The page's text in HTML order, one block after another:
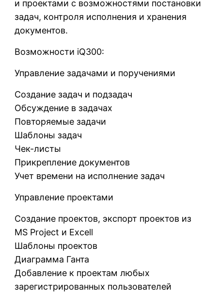
и проектами с возможностями постановки
задач, контроля исполнения и хранения
документов.
Возможности iQ300:
Управление задачами и поручениями
Создание задач и подзадач
Обсуждение в задачах
Повторяемые задачи
Шаблоны задач
Чек-листы
Прикрепление документов
Учет времени на исполнение задач
Управление проектами
Создание проектов, экспорт проектов из
MS Project и Excell
Шаблоны проектов
Диаграмма Ганта
Добавление к проектам любых
зарегистрированных пользователей